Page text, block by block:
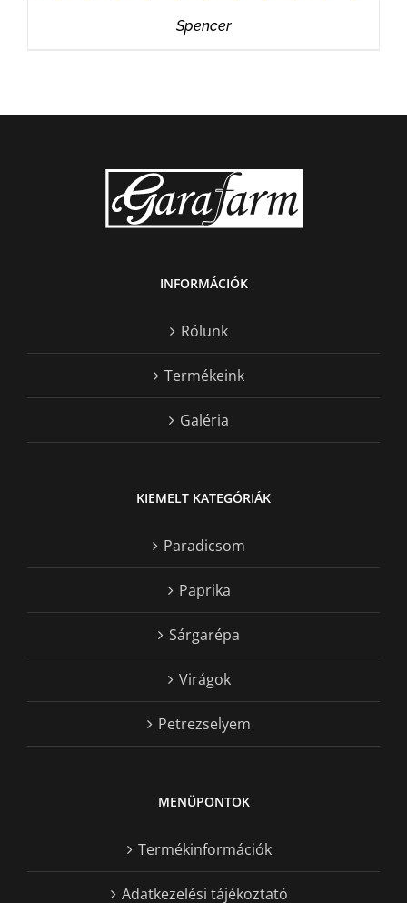
Spencer
INFORMÁCIÓK
Rólunk
Termékeink
Galéria
KIEMELT KATEGÓRIÁK
Paradicsom
Paprika
Sárgarépa
Virágok
Petrezselyem
MENÜPONTOK
Termékinformációk
Adatkezelési tájékoztató